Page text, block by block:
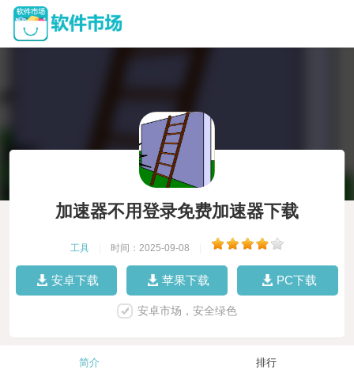
加速器不用登录免费加速器下载
工具 时间：2025-09-08
安卓下载 苹果下载 PC下载
安卓市场，安全绿色
简介 排行